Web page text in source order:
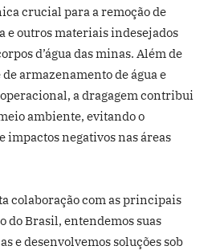
crucial para a remoção de
e outros materiais indesejados
d’água das minas. Além de
armazenamento de água e
a dragagem contribui
ambiente, evitando o
impactos negativos nas áreas
colaboração com as principais
do Brasil, entendemos suas
e desenvolvemos soluções sob